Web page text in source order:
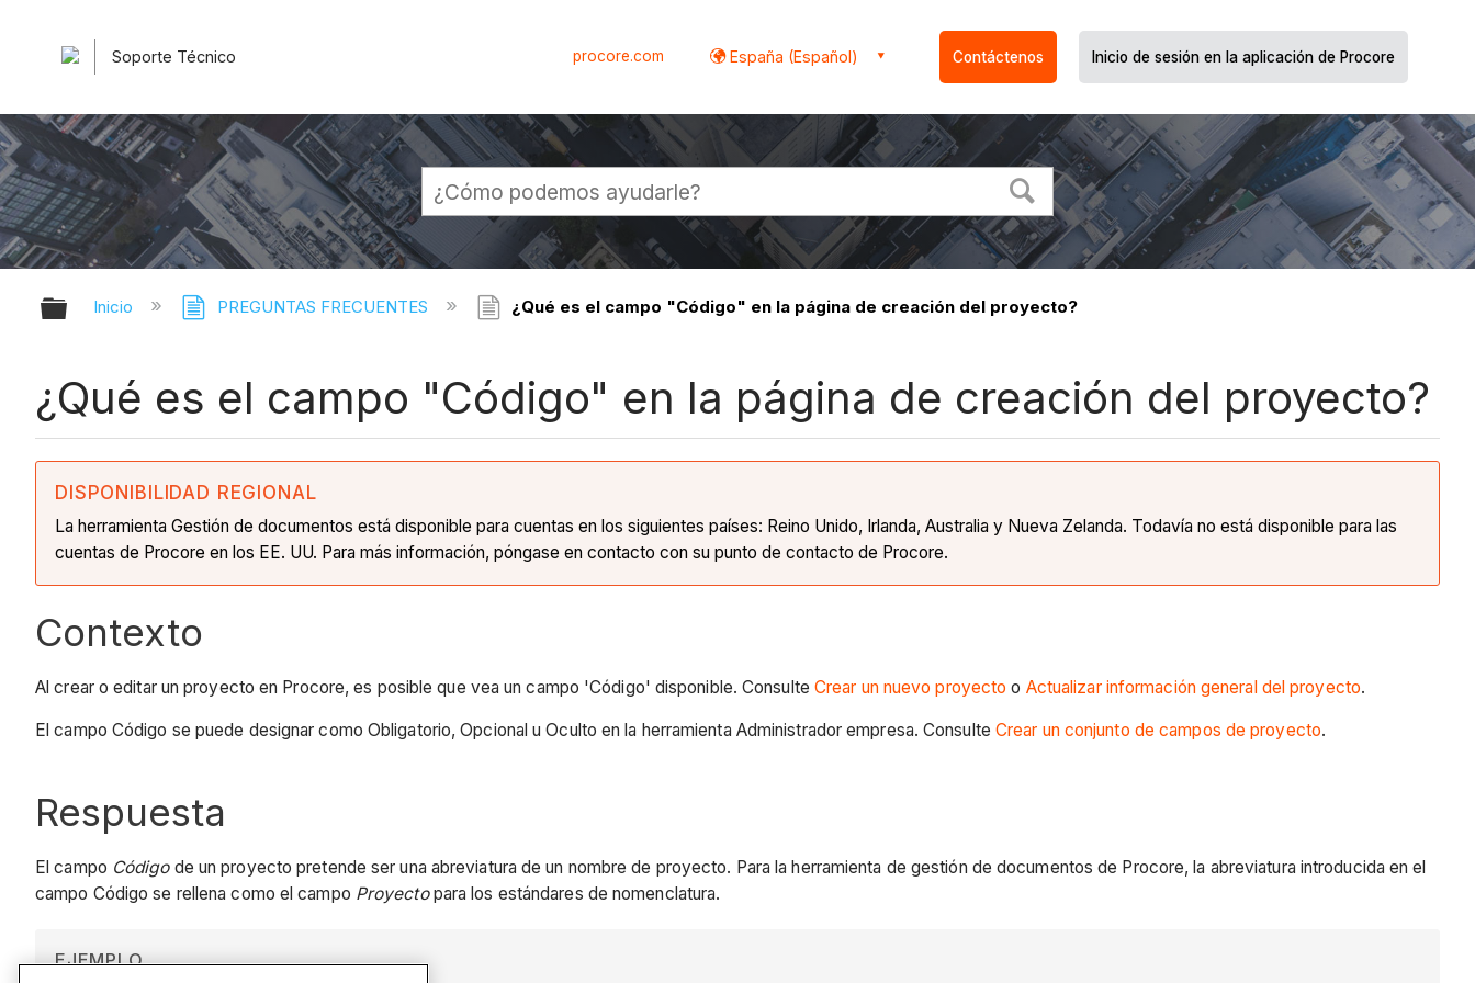
Soporte Técnico procore.com España (Español) Contáctenos Inicio de sesión en la aplicación de Procore
Expandir/contraer jerarquía global
Inicio PREGUNTAS FRECUENTES ¿Qué es el campo "Código" en la página de creación del proyecto?
¿Qué es el campo "Código" en la página de creación del proyecto?
DISPONIBILIDAD REGIONAL
La herramienta Gestión de documentos está disponible para cuentas en los siguientes países: Reino Unido, Irlanda, Australia y Nueva Zelanda. Todavía no está disponible para las
cuentas de Procore en los EE. UU. Para más información, póngase en contacto con su punto de contacto de Procore.
Contexto
Al crear o editar un proyecto en Procore, es posible que vea un campo 'Código' disponible. Consulte Crear un nuevo proyecto o Actualizar información general del proyecto.
El campo Código se puede designar como Obligatorio, Opcional u Oculto en la herramienta Administrador empresa. Consulte Crear un conjunto de campos de proyecto.
Respuesta
El campo Códigode un proyecto pretende ser una abreviatura de un nombre de proyecto. Para la herramienta de gestión de documentos de Procore, la abreviatura introducida en el
campo Código se rellena como el campo Proyectopara los estándares de nomenclatura.
EJEMPLO